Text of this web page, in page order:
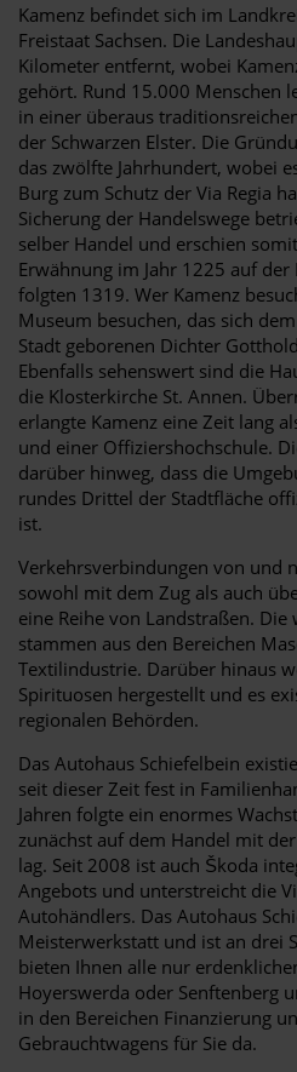
Kamenz befindet sich im
Freistaat Sachsen. Die
Kilometer entfernt, wobei
gehört. Rund 15.000 Menschen
in einer überaus
der Schwarzen Elster. Die
das zwölfte Jahrhundert, wobei
Burg zum Schutz der Via Regia
Sicherung der Handelswege
selber Handel und erschien
Erwähnung im Jahr 1225 auf
folgten 1319. Wer Kamenz
Museum besuchen, das sich
Stadt geborenen Dichter
Ebenfalls sehenswert sind die
die Klosterkirche St. Annen.
erlangte Kamenz eine Zeit lang
und einer Offiziershochschule.
darüber hinweg, dass die
rundes Drittel der Stadtfläche
ist.
Verkehrsverbindungen von und
sowohl mit dem Zug als auch
eine Reihe von Landstraßen.
stammen aus den Bereichen
Textilindustrie. Darüber hinaus
Spirituosen hergestellt und es
regionalen Behörden.
Das Autohaus Schiefelbein
seit dieser Zeit fest in
Jahren folgte ein enormes
zunächst auf dem Handel mit
lag. Seit 2008 ist auch Škoda
Angebots und unterstreicht die
Autohändlers. Das Autohaus
Meisterwerkstatt und ist an drei
bieten Ihnen alle nur
Hoyerswerda oder Senftenberg
in den Bereichen Finanzierung
Gebrauchtwagens für Sie da.